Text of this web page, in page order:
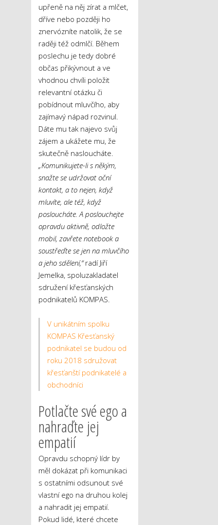
upřeně na něj zírat a mlčet,
dříve nebo později ho
znervózníte natolik, že se
raději též odmlčí. Během
poslechu je tedy dobré
občas přikývnout a ve
vhodnou chvíli položit
relevantní otázku či
pobídnout mluvčího, aby
zajímavý nápad rozvinul.
Dáte mu tak najevo svůj
zájem a ukážete mu, že
skutečně nasloucháte.
„Komunikujete-li s někým,
snažte se udržovat oční
kontakt, a to nejen, když
mluvíte, ale též, když
posloucháte. A poslouchejte
opravdu aktivně, odložte
mobil, zavřete notebook a
soustřeďte se jen na mluvčího
a jeho sdělení,“radí Jiří
Jemelka, spoluzakladatel
sdružení křesťanských
podnikatelů KOMPAS.
V unikátním spolku
KOMPAS Křesťanský
podnikatel se budou od
roku 2018 sdružovat
křesťanští podnikatelé a
obchodníci
Potlačte své ego a
nahraďte jej
empatií
Opravdu schopný lídr by
měl dokázat při komunikaci
s ostatními odsunout své
vlastní ego na druhou kolej
a nahradit jej empatií.
Pokud lidé, které chcete